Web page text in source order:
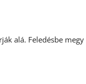
alá. Feledésbe